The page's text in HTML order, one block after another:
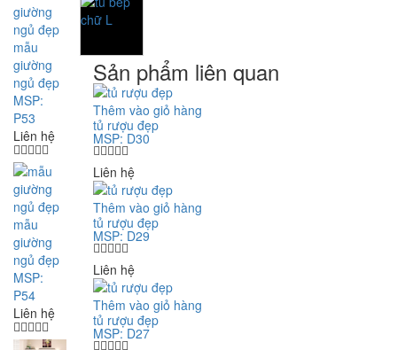
mẫu
giường
ngủ đẹp
MSP:
P53
Liên hệ
mẫu
giường
ngủ đẹp
MSP:
P54
Liên hệ
Sản phẩm liên quan
Thêm vào giỏ hàng
tủ rượu đẹp
MSP: D30
Liên hệ
Thêm vào giỏ hàng
tủ rượu đẹp
MSP: D29
Liên hệ
Thêm vào giỏ hàng
tủ rượu đẹp
MSP: D27